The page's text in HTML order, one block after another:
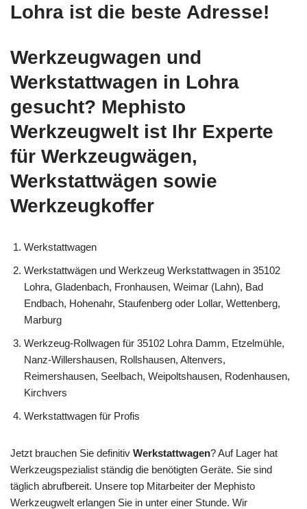
Lohra ist die beste Adresse!
Werkzeugwagen und
Werkstattwagen in Lohra
gesucht? Mephisto
Werkzeugwelt ist Ihr Experte
für Werkzeugwägen,
Werkstattwägen sowie
Werkzeugkoffer
Werkstattwagen
Werkstattwägen und Werkzeug Werkstattwagen in 35102
Lohra, Gladenbach, Fronhausen, Weimar (Lahn), Bad
Endbach, Hohenahr, Staufenberg oder Lollar, Wettenberg,
Marburg
Werkzeug-Rollwagen für 35102 Lohra Damm, Etzelmühle,
Nanz-Willershausen, Rollshausen, Altenvers,
Reimershausen, Seelbach, Weipoltshausen, Rodenhausen,
Kirchvers
Werkstattwagen für Profis
Jetzt brauchen Sie definitiv Werkstattwagen? Auf Lager hat
Werkzeugspezialist ständig die benötigten Geräte. Sie sind
täglich abrufbereit. Unsere top Mitarbeiter der Mephisto
Werkzeugwelt erlangen Sie in unter einer Stunde. Wir